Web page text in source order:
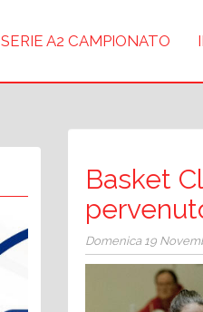
SERIE A2 CAMPIONATO
Basket
Domenica 19